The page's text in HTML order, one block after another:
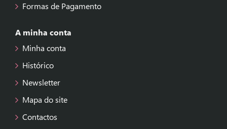
Formas de Pagamento
A minha conta
Minha conta
Histórico
Newsletter
Mapa do site
Contactos